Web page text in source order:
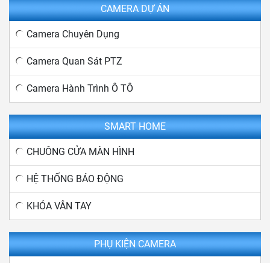
CAMERA DỰ ÁN
Camera Chuyên Dụng
Camera Quan Sát PTZ
Camera Hành Trình Ô TÔ
SMART HOME
CHUÔNG CỬA MÀN HÌNH
HỆ THỐNG BÁO ĐỘNG
KHÓA VÂN TAY
PHỤ KIỆN CAMERA